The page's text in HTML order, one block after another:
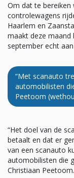
Om dat te bereiken
controlewagens
Haarlem en
maakt deze maand
september echt
“Met scanauto
automobilisten
Peetoom
“Het doel van de
betaalt en dat er
van een scanauto
automobilisten die
Christiaan Peetoom.